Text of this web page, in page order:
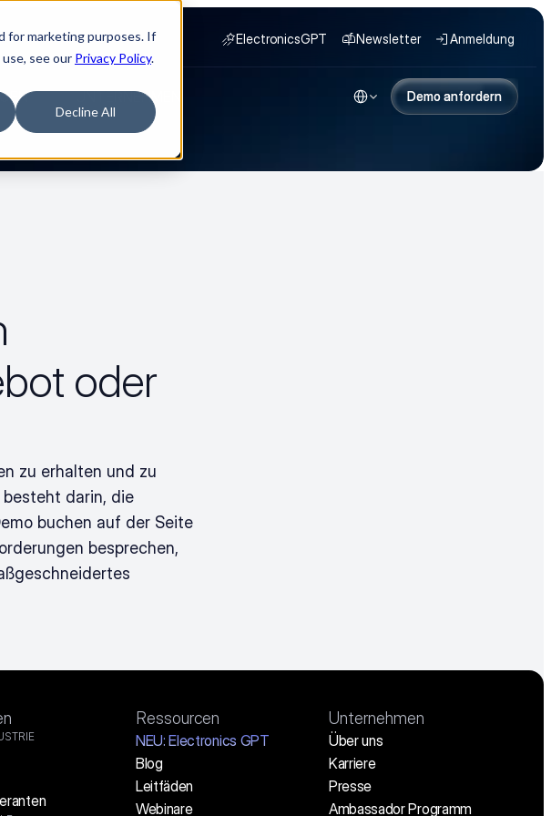
for marketing purposes. If
see our Privacy Policy.
Decline All
ElectronicsGPT Newsletter Anmeldung
UNTERNEHMEN
Select Language
Demo anfordern
Demo anfordern
oder
zu erhalten und zu
besteht darin, die
buchen auf der Seite
besprechen,
Ressourcen
NEU: Electronics GPT
Blog
Leitfäden
Webinare
Unternehmen
Über uns
Karriere
Presse
Ambassador Programm